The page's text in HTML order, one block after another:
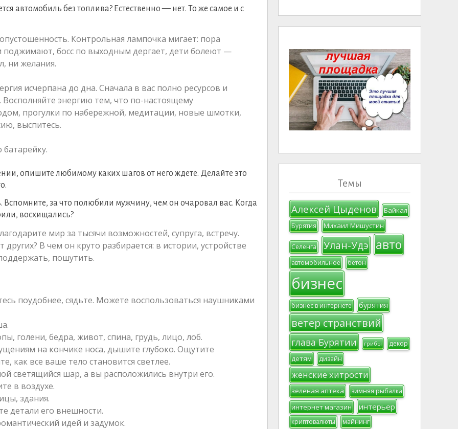
автомобиль без топлива? Естественно — нет. То же самое и с
Контрольная лампочка мигает: пора
поджимают, босс по выходным дергает, дети болеют —
ни желания.
исчерпана до дна. Сначала в вас полно ресурсов и
энергию тем, что по-настоящему
прогулки по набережной, медитации, новые шмотки,
выспитесь.
опишите любимому каких шагов от него ждете. Делайте это
за что полюбили мужчину, чем он очаровал вас. Когда
восхищались?
мир за тысячи возможностей, супруга, встречу.
В чем он круто разбирается: в истории, устройстве
пошутить.
поудобнее, сядьте. Можете воспользоваться наушниками
голени, бедра, живот, спина, грудь, лицо, лоб.
на кончике носа, дышите глубоко. Ощутите
как все ваше тело становится светлее.
светящийся шар, а вы расположились внутри его.
в воздухе.
здания.
детали его внешности.
идей и задумок.
Темы
Алексей Цыденов Байкал
Бурятия Михаил Мишустин
Селенга Улан-Удэ авто
автомобильное бетон
бизнес
бизнес в интернете бурятия
ветер странствий
глава Бурятии грибы декор
детям дизайн
женские хитрости
зеленая аптека зимняя рыбалка
интернет магазин интерьер
криптовалюты майнинг